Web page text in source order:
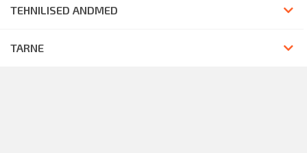
TEHNILISED ANDMED
TARNE